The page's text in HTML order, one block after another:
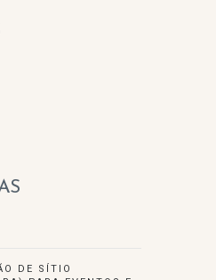
DE SÍTIO